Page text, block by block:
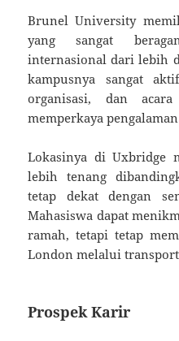
Brunel University
yang sangat
internasional dari lebih
kampusnya sangat
organisasi, dan
memperkaya
Lokasinya di Uxbridge
lebih tenang
tetap dekat dengan
Mahasiswa dapat
ramah, tetapi tetap
London melalui
Prospek Karir